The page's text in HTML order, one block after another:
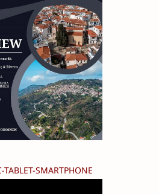
TABLET-SMARTPHONE